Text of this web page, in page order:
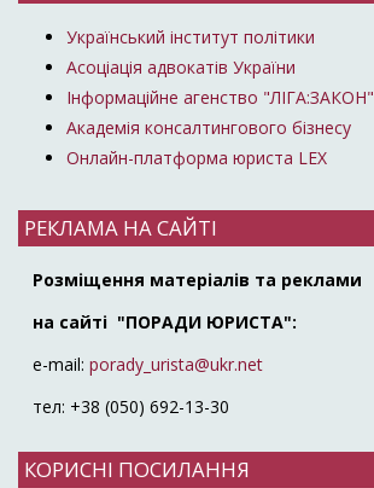
Український інститут політики
Асоціація адвокатів України
Інформаційне агенство "ЛІГА:ЗАКОН"
Академія консалтингового бізнесу
Онлайн-платформа юриста LEX
РЕКЛАМА НА САЙТІ
Розміщення матеріалів та реклами
на сайті "ПОРАДИ ЮРИСТА":
e-mail: porady_urista@ukr.net
тел: +38 (050) 692-13-30
КОРИСНІ ПОСИЛАННЯ